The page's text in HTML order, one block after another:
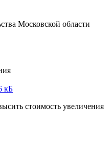
Московской области
кБ
стоимость увеличения